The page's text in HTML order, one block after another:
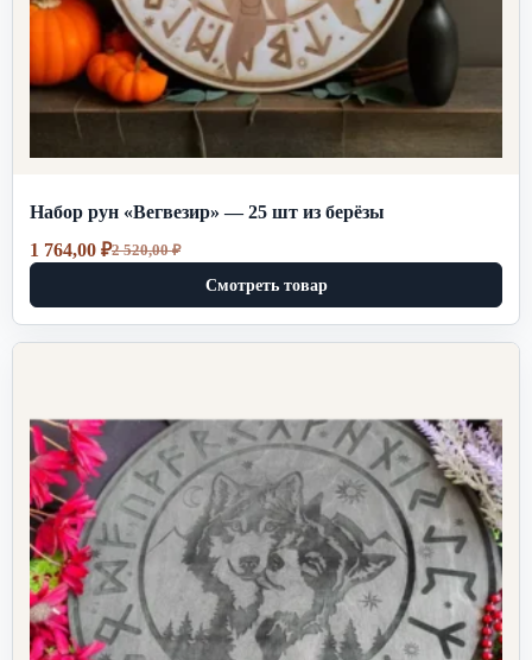
Набор рун «Вегвезир» — 25 шт из берёзы
2 520,00₽
Первоначальная
2
520,00 ₽.
1 764,00 ₽
Текущая
764,00 ₽.
Смотреть товар